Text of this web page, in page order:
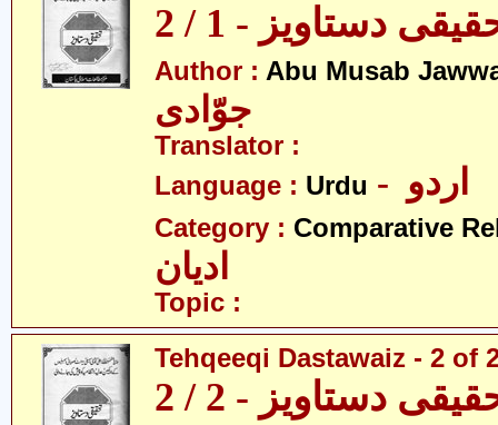
دستاویز - 1 / 2
Author : Abu Musab
جوّادی
Translator :
Language : Urdu
Category : Comparative
ادیان
Topic :
Tehqeeqi Dastawaiz - 2 of
دستاویز - 2 / 2